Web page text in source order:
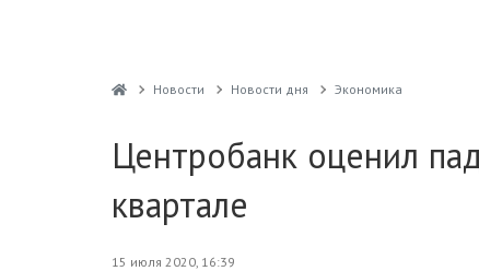
Новости Новости дня Экономика
Центробанк оценил
квартале
15 июля 2020, 16:39